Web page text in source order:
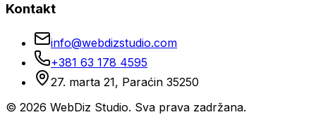
Kontakt
info@webdizstudio.com
+381 63 178 4595
27. marta 21, Paraćin 35250
© 2026 WebDiz Studio. Sva prava zadržana.